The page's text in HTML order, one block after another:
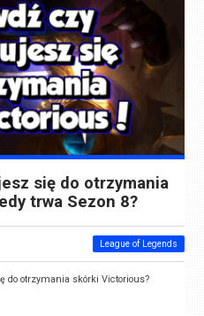
się do otrzymania
trwa Sezon 8?
League of Legends
do otrzymania skórki Victorious?